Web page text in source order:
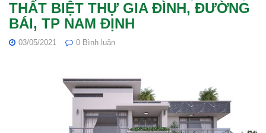
THẤT BIỆT THỰ GIA ĐÌNH, ĐƯỜNG
BÁI, TP NAM ĐỊNH
03/05/2021 0 Bình luận